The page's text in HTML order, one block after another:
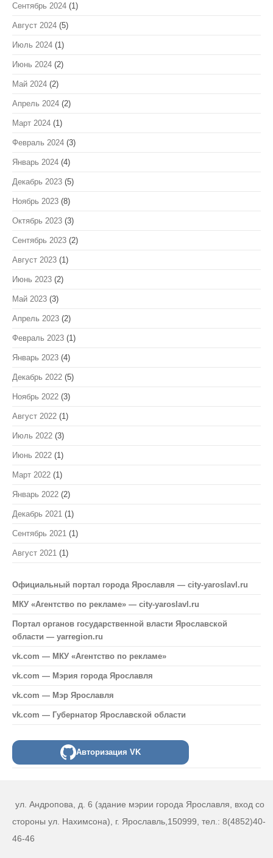
Сентябрь 2024 (1)
Август 2024 (5)
Июль 2024 (1)
Июнь 2024 (2)
Май 2024 (2)
Апрель 2024 (2)
Март 2024 (1)
Февраль 2024 (3)
Январь 2024 (4)
Декабрь 2023 (5)
Ноябрь 2023 (8)
Октябрь 2023 (3)
Сентябрь 2023 (2)
Август 2023 (1)
Июнь 2023 (2)
Май 2023 (3)
Апрель 2023 (2)
Февраль 2023 (1)
Январь 2023 (4)
Декабрь 2022 (5)
Ноябрь 2022 (3)
Август 2022 (1)
Июль 2022 (3)
Июнь 2022 (1)
Март 2022 (1)
Январь 2022 (2)
Декабрь 2021 (1)
Сентябрь 2021 (1)
Август 2021 (1)
Официальный портал города Ярославля — city-yaroslavl.ru
МКУ «Агентство по рекламе» — city-yaroslavl.ru
Портал органов государственной власти Ярославской
области — yarregion.ru
vk.com — МКУ «Агентство по рекламе»
vk.com — Мэрия города Ярославля
vk.com — Мэр Ярославля
vk.com — Губернатор Ярославской области
Авторизация VK
ул. Андропова, д. 6 (здание мэрии города Ярославля, вход со
стороны ул. Нахимсона), г. Ярославль,150999, тел.: 8(4852)40-
46-46